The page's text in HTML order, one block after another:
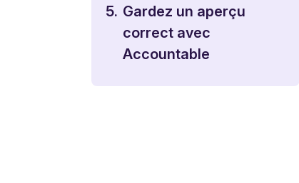
5. Gardez un aperçu
correct avec
Accountable